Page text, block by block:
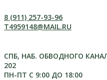
8 (911) 257-93-96
T4959148@MAIL.RU
СПБ, НАБ. ОБВОДНОГО
202
ПН-ПТ С 9:00 ДО 18:00